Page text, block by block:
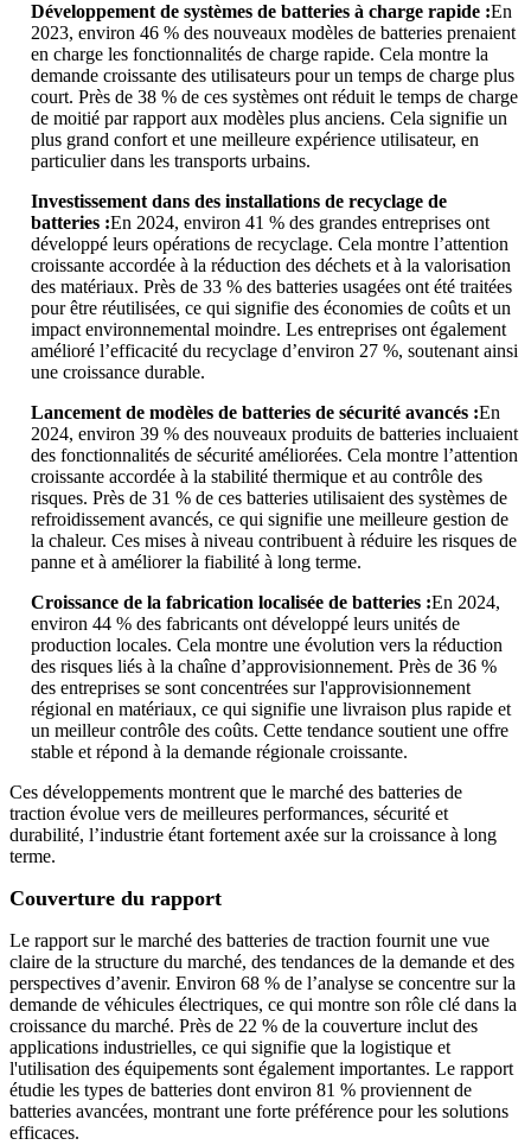
Développement de systèmes de batteries à charge rapide :En
2023, environ 46 % des nouveaux modèles de batteries prenaient
en charge les fonctionnalités de charge rapide. Cela montre la
demande croissante des utilisateurs pour un temps de charge plus
court. Près de 38 % de ces systèmes ont réduit le temps de charge
de moitié par rapport aux modèles plus anciens. Cela signifie un
plus grand confort et une meilleure expérience utilisateur, en
particulier dans les transports urbains.
Investissement dans des installations de recyclage de
batteries :En 2024, environ 41 % des grandes entreprises ont
développé leurs opérations de recyclage. Cela montre l’attention
croissante accordée à la réduction des déchets et à la valorisation
des matériaux. Près de 33 % des batteries usagées ont été traitées
pour être réutilisées, ce qui signifie des économies de coûts et un
impact environnemental moindre. Les entreprises ont également
amélioré l’efficacité du recyclage d’environ 27 %, soutenant ainsi
une croissance durable.
Lancement de modèles de batteries de sécurité avancés :En
2024, environ 39 % des nouveaux produits de batteries incluaient
des fonctionnalités de sécurité améliorées. Cela montre l’attention
croissante accordée à la stabilité thermique et au contrôle des
risques. Près de 31 % de ces batteries utilisaient des systèmes de
refroidissement avancés, ce qui signifie une meilleure gestion de
la chaleur. Ces mises à niveau contribuent à réduire les risques de
panne et à améliorer la fiabilité à long terme.
Croissance de la fabrication localisée de batteries :En 2024,
environ 44 % des fabricants ont développé leurs unités de
production locales. Cela montre une évolution vers la réduction
des risques liés à la chaîne d’approvisionnement. Près de 36 %
des entreprises se sont concentrées sur l'approvisionnement
régional en matériaux, ce qui signifie une livraison plus rapide et
un meilleur contrôle des coûts. Cette tendance soutient une offre
stable et répond à la demande régionale croissante.
Ces développements montrent que le marché des batteries de
traction évolue vers de meilleures performances, sécurité et
durabilité, l’industrie étant fortement axée sur la croissance à long
terme.
Couverture du rapport
Le rapport sur le marché des batteries de traction fournit une vue
claire de la structure du marché, des tendances de la demande et des
perspectives d’avenir. Environ 68 % de l’analyse se concentre sur la
demande de véhicules électriques, ce qui montre son rôle clé dans la
croissance du marché. Près de 22 % de la couverture inclut des
applications industrielles, ce qui signifie que la logistique et
l'utilisation des équipements sont également importantes. Le rapport
étudie les types de batteries dont environ 81 % proviennent de
batteries avancées, montrant une forte préférence pour les solutions
efficaces.